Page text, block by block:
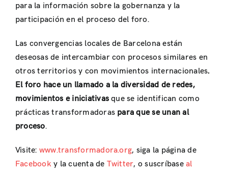
para la información sobre la gobernanza y la
participación en el proceso del foro.
Las convergencias locales de Barcelona están
deseosas de intercambiar con procesos similares en
otros territorios y con movimientos internacionales.
El foro hace un llamado a la diversidad de redes,
movimientos e iniciativas que se identifican como
prácticas transformadoras para que se unan al
proceso.
Visite: www.transformadora.org, siga la página de
Facebooky la cuenta de Twitter, o suscríbaseal